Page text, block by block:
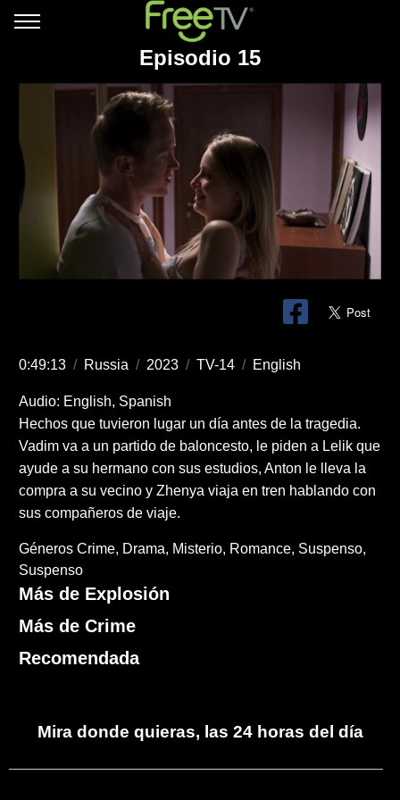
Episodio 15
0:49:13 / Russia / 2023 / TV-14 / English
Audio: English, Spanish
Hechos que tuvieron lugar un día antes de la tragedia.
Vadim va a un partido de baloncesto, le piden a Lelik que
ayude a su hermano con sus estudios, Anton le lleva la
compra a su vecino y Zhenya viaja en tren hablando con
sus compañeros de viaje.
Géneros Crime Drama Misterio Romance Suspenso
Suspenso
Más de Explosión
Más de Crime
Recomendada
Mira donde quieras, las 24 horas del día